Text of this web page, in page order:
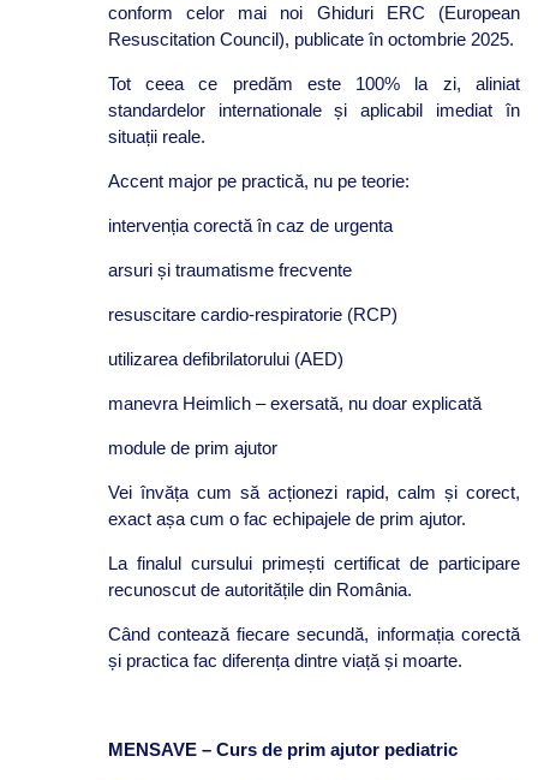
conform celor mai noi Ghiduri ERC (European
Resuscitation Council), publicate în octombrie 2025.
Tot ceea ce predăm este 100% la zi, aliniat
standardelor internationale și aplicabil imediat în
situații reale.
Accent major pe practică, nu pe teorie:
intervenția corectă în caz de urgenta
arsuri și traumatisme frecvente
resuscitare cardio-respiratorie (RCP)
utilizarea defibrilatorului (AED)
manevra Heimlich – exersată, nu doar explicată
module de prim ajutor
Vei învăța cum să acționezi rapid, calm și corect,
exact așa cum o fac echipajele de prim ajutor.
La finalul cursului primești certificat de participare
recunoscut de autoritățile din România.
Când contează fiecare secundă, informația corectă
și practica fac diferența dintre viață și moarte.
MENSAVE – Curs de prim ajutor pediatric